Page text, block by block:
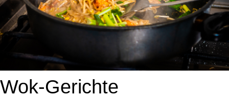
Wok-Gerichte